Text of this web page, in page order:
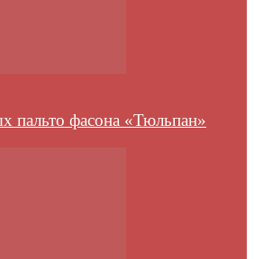
пальто фасона «Тюльпан»